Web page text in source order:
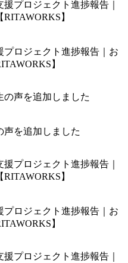
プロジェクト進捗報告｜お
】
声を追加しました
プロジェクト進捗報告｜お
】